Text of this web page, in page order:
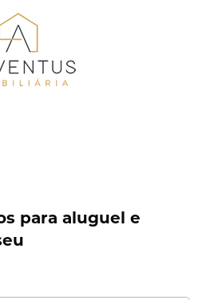
para aluguel e